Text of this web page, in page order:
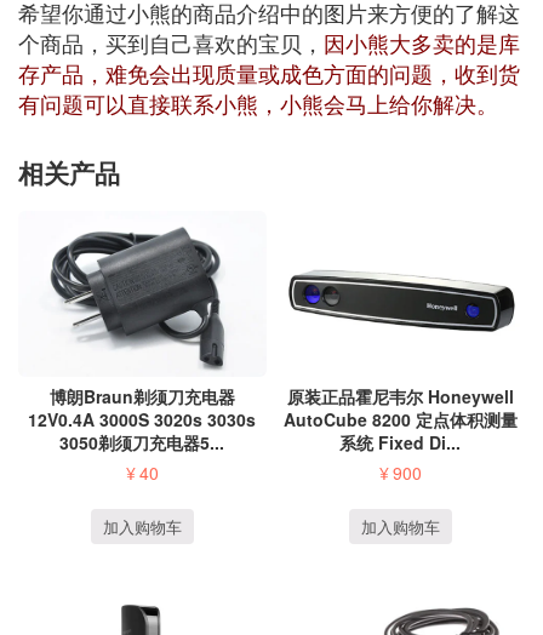
希望你通过小熊的商品介绍中的图片来方便的了解这
个商品，买到自己喜欢的宝贝， 因小熊大多卖的是库
存产品，难免会出现质量或成色方面的问题，收到货
有问题可以直接联系小熊，小熊会马上给你解决。
相关产品
博朗Braun剃须刀充电器
12V0.4A 3000S 3020s 3030s
3050剃须刀充电器5...
¥40
加入购物车
原装正品霍尼韦尔 Honeywell
AutoCube 8200 定点体积测量
系统 Fixed Di...
¥900
加入购物车